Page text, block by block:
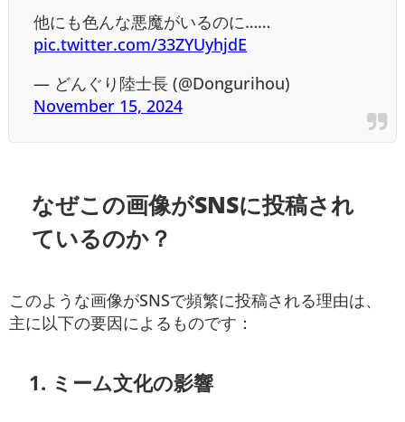
他にも色んな悪魔がいるのに……
pic.twitter.com/33ZYUyhjdE
— どんぐり陸士長 (@Dongurihou)
November 15, 2024
なぜこの画像がSNSに投稿され
ているのか？
このような画像がSNSで頻繁に投稿される理由は、
主に以下の要因によるものです：
1. ミーム文化の影響